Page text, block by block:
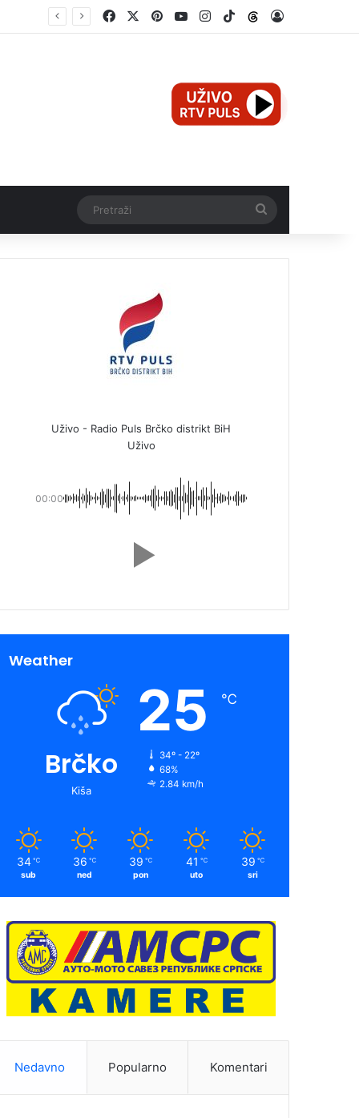
FacebookPinterestYouTubeInstagram
TikTokThreads
Uživo - Radio Puls Brčko distrikt BiH
Uživo
00:00
Weather
Brčko
Kiša
25 ℃
34º - 22º
68%
2.84 km/h
34 ℃
sub
36 ℃
ned
39 ℃
pon
41 ℃
uto
39 ℃
sri
Nedavno Popularno Komentari